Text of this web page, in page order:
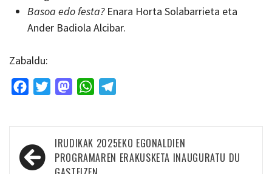
Basoa edo festa?Enara Horta Solabarrieta eta
Ander Badiola Alcibar.
Zabaldu:
FacebookTwitterMastodonWhatsApp
Bidalketetan
zehar
IRUDIKAK 2025EKO EGONALDIEN
PROGRAMAREN ERAKUSKETA INAUGURATU DU